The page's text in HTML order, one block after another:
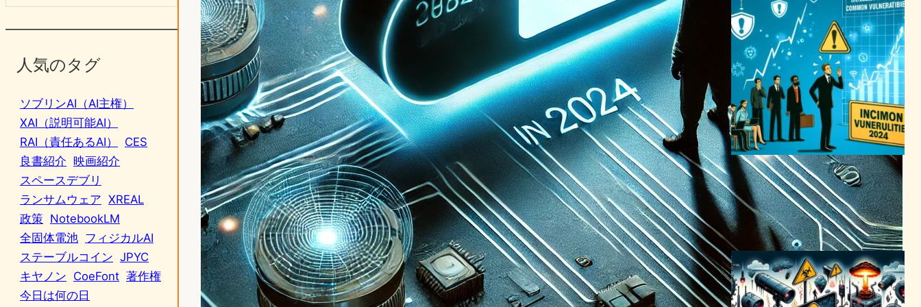
人気のタグ
ソブリンAI（AI主権）
XAI（説明可能AI）
RAI（責任あるAI）
CES
良書紹介 映画紹介
スペースデブリ
ランサムウェア XREAL
政策 NotebookLM
全固体電池 フィジカルAI
ステーブルコイン JPYC
キヤノン CoeFont 著作権
今日は何の日
2024年、共通脆弱性が25%
増加予測、ビジネスリーダー
にセキュリティ強化の警鐘
サイバーセキュリティニュース
2024年6月10日23:35